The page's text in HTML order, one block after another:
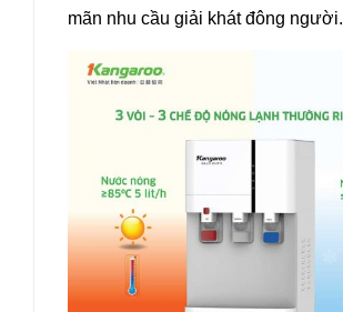
mãn nhu cầu giải khát đông người.